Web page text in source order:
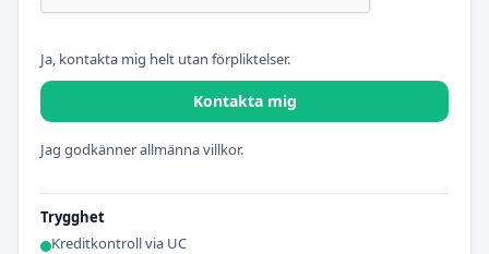
Ja, kontakta mig helt utan förpliktelser.
Kontakta mig
Jag godkänner allmänna villkor.
Trygghet
Kreditkontroll via UC